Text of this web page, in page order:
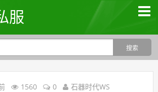
服
1560 0 石器时代WS